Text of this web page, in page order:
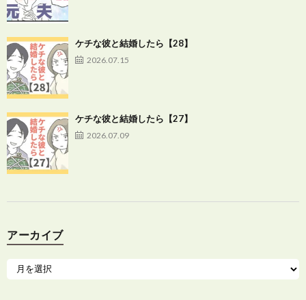
ケチな彼と結婚したら【28】
2026.07.15
ケチな彼と結婚したら【27】
2026.07.09
アーカイブ